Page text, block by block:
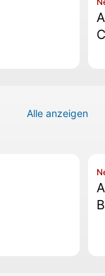
Alle anzeigen